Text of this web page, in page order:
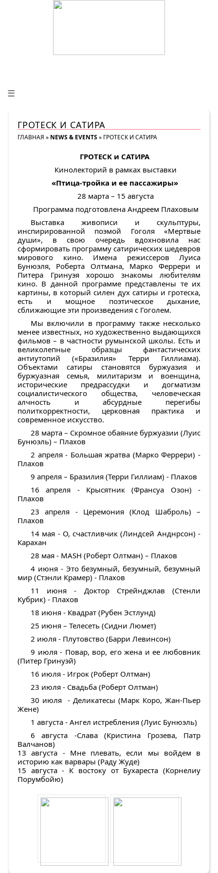
☰
ГРОТЕСК И САТИРА
ГЛАВНАЯ » NEWS & EVENTS » ГРОТЕСК И САТИРА
ГРОТЕСК и САТИРА
Кинолекторий в рамках выставки
«Птица-тройка и ее пассажиры»
28 марта – 15 августа
Программа подготовлена Андреем Плаховым
Выставка живописи и скульптуры,
инспирированной поэмой Гоголя «Мертвые
души», в свою очередь вдохновила нас
сформировать программу сатирических шедевров
мирового кино. Имена режиссеров Луиса
Бунюэля, Роберта Олтмана, Марко Феррери и
Питера Гринуэя хорошо знакомы любителям
кино. В данной программе представлены те их
картины, в который силен дух сатиры и гротеска,
есть и мощное поэтическое дыхание,
сближающие эти произведения с Гоголем.
Мы включили в программу также несколько
менее известных, но художественно выдающихся
фильмов – в частности румынской школы. Есть и
великолепные образцы фантастических
антиутопий («Бразилия» Терри Гиллиама).
Объектами сатиры становятся буржуазия и
буржуазная семья, милитаризм и военщина,
исторические предрассудки и догматизм
социалистического общества, человеческая
алчность и абсурдные перегибы
политкорректности, церковная практика и
современное искусство.
28 марта – Скромное обаяние буржуазии (Луис
Бунюэль) – Плахов
2 апреля - Большая жратва (Марко Феррери) -
Плахов
9 апреля – Бразилия (Терри Гиллиам) - Плахов
16 апреля - Крысятник (Франсуа Озон) -
Плахов
23 апреля - Церемония (Клод Шаброль) –
Плахов
14 мая - О, счастливчик (Линдсей Анднрсон) -
Карахан
28 мая - MASH (Роберт Олтман) – Плахов
4 июня - Это безумный, безумный, безумный
мир (Стэнли Крамер) - Плахов
11 июня - Доктор Стрейнджлав (Стенли
Кубрик) - Плахов
18 июня - Квадрат (Рубен Эстлунд)
25 июня – Телесеть (Сидни Люмет)
2 июля - Плутовство (Барри Левинсон)
9 июля - Повар, вор, его жена и ее любовник
(Питер Гринуэй)
16 июля - Игрок (Роберт Олтман)
23 июля - Свадьба (Роберт Олтман)
30 июля - Деликатесы (Марк Коро, Жан-Пьер
Жене)
1 августа - Ангел истребления (Луис Бунюэль)
6 августа -Слава (Кристина Грозева, Патр
Валчанов)
13 августа - Мне плевать, если мы войдем в
историю как варвары (Раду Жуде)
15 августа - К востоку от Бухареста (Корнелиу
Порумбойю)